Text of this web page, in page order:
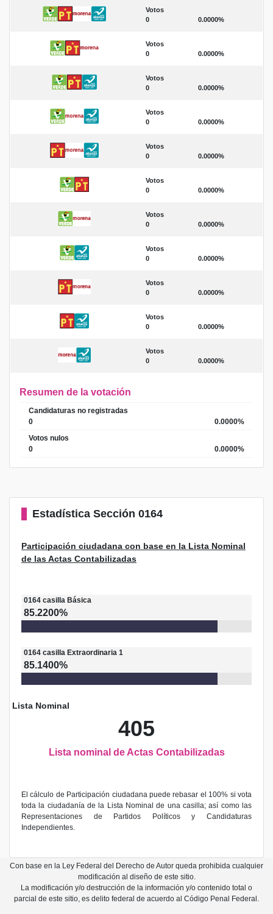
Votos
0
0.0000%
Votos
0
0.0000%
Votos
0
0.0000%
Votos
0
0.0000%
Votos
0
0.0000%
Votos
0
0.0000%
Votos
0
0.0000%
Votos
0
0.0000%
Votos
0
0.0000%
Votos
0
0.0000%
Votos
0
0.0000%
Resumen de la votación
Candidaturas no registradas
0
0.0000%
Votos nulos
0
0.0000%
Estadística Sección 0164
Participación ciudadana con base en la Lista Nominal
de las Actas Contabilizadas
0164 casilla Básica
85.2200%
0164 casilla Extraordinaria 1
85.1400%
Lista Nominal
405
Lista nominal de Actas Contabilizadas
El cálculo de Participación ciudadana puede rebasar el 100% si vota
toda la ciudadanía de la Lista Nominal de una casilla; así como las
Representaciones de Partidos Políticos y Candidaturas
Independientes.
Con base en la Ley Federal del Derecho de Autor queda prohibida cualquier
modificación al diseño de este sitio.
La modificación y/o destrucción de la información y/o contenido total o
parcial de este sitio, es delito federal de acuerdo al Código Penal Federal.